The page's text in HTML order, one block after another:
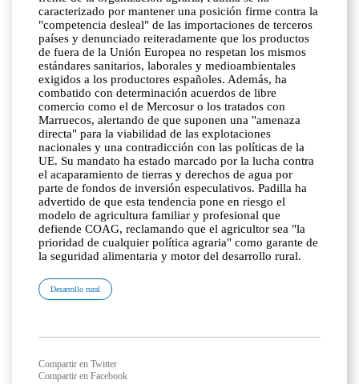
caracterizado por mantener una posición firme contra la
"competencia desleal" de las importaciones de terceros
países y denunciado reiteradamente que los productos
de fuera de la Unión Europea no respetan los mismos
estándares sanitarios, laborales y medioambientales
exigidos a los productores españoles. Además, ha
combatido con determinación acuerdos de libre
comercio como el de Mercosur o los tratados con
Marruecos, alertando de que suponen una "amenaza
directa" para la viabilidad de las explotaciones
nacionales y una contradicción con las políticas de la
UE. Su mandato ha estado marcado por la lucha contra
el acaparamiento de tierras y derechos de agua por
parte de fondos de inversión especulativos. Padilla ha
advertido de que esta tendencia pone en riesgo el
modelo de agricultura familiar y profesional que
defiende COAG, reclamando que el agricultor sea "la
prioridad de cualquier política agraria" como garante de
la seguridad alimentaria y motor del desarrollo rural.
Desarrollo rural
Compartir en Twitter
Compartir en Facebook